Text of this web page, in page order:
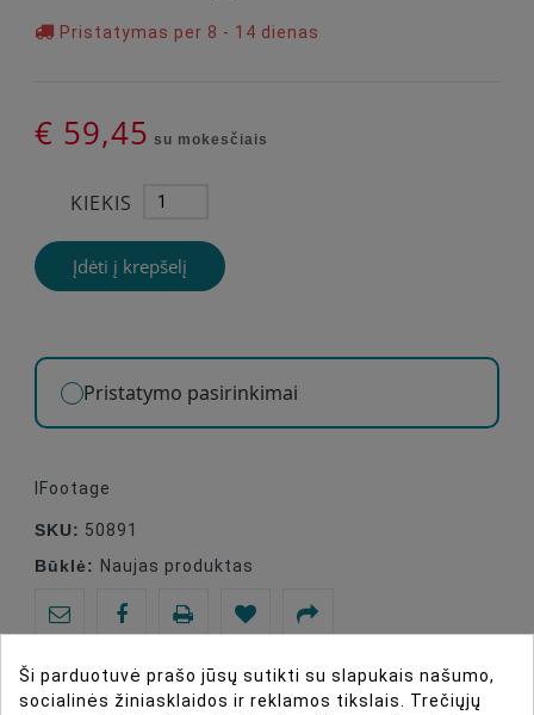
Pristatymas per 8 - 14 dienas
€ 59,45 su mokesčiais
KIEKIS
Įdėti į krepšelį
Pristatymo pasirinkimai
IFootage
SKU: 50891
Būklė: Naujas produktas
Ši parduotuvė prašo jūsų sutikti su slapukais našumo,
socialinės žiniasklaidos ir reklamos tikslais. Trečiųjų